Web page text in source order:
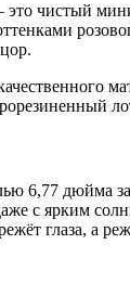
чистый
6,77 дюйма
с ярким
глаза, а